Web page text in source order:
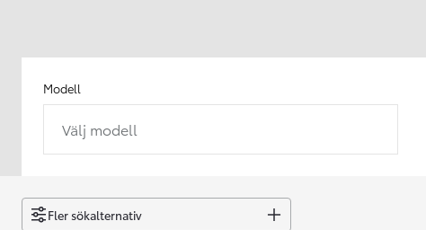
Från 238 900 kr
Easy Billån
GR Yaris
BENSIN
Modell
Välj modell
Fler sökalternativ